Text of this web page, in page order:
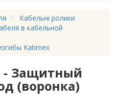
Кабельні ролики
в кабельной
Katimex
- Защитный
(воронка)